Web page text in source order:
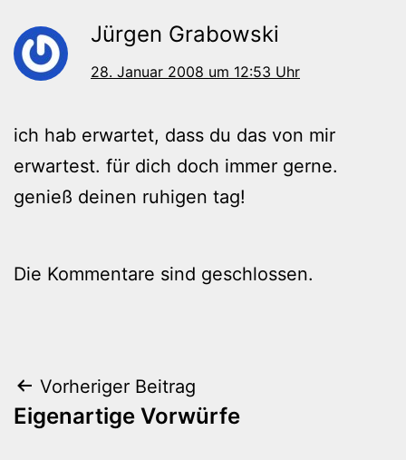
Jürgen Grabowski
28. Januar 2008 um 12:53 Uhr
ich hab erwartet, dass du das von mir
erwartest. für dich doch immer gerne.
genieß deinen ruhigen tag!
Die Kommentare sind geschlossen.
Beitragsnavigation
Vorheriger Beitrag
Eigenartige Vorwürfe